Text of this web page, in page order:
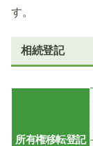
す。
相続登記
所有権移転登記